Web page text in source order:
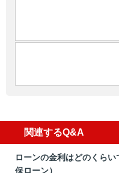
関連するQ&A
ローンの金利はどのくら
保ローン）